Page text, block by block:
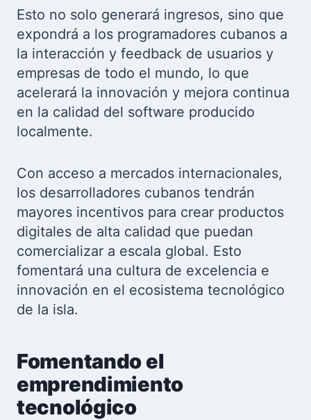
Esto no solo generará ingresos, sino que
expondrá a los programadores cubanos a
la interacción y feedback de usuarios y
empresas de todo el mundo, lo que
acelerará la innovación y mejora continua
en la calidad del software producido
localmente.
Con acceso a mercados internacionales,
los desarrolladores cubanos tendrán
mayores incentivos para crear productos
digitales de alta calidad que puedan
comercializar a escala global. Esto
fomentará una cultura de excelencia e
innovación en el ecosistema tecnológico
de la isla.
Fomentando el
emprendimiento
tecnológico